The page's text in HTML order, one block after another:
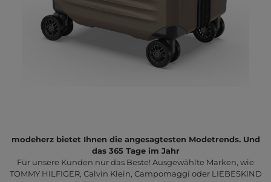
modeherz bietet Ihnen die angesagtesten Modetrends. Und
das 365 Tage im Jahr
Für unsere Kunden nur das Beste! Ausgewählte Marken, wie
TOMMY HILFIGER, Calvin Klein, Campomaggi oder LIEBESKIND